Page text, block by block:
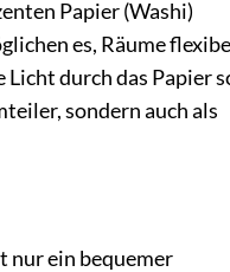
Papier (Washi)
es, Räume
durch das Papier
sondern auch als
nur ein bequemer